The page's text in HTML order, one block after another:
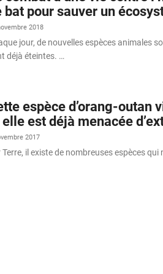
bat pour sauver un
2018
jour, de nouvelles espèces animales
déjà éteintes. …
espèce d’orang-outan
est déjà menacée
2017
Terre, il existe de nombreuses espèces qui